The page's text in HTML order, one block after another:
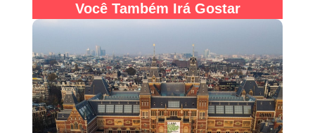
Você Também Irá Gostar